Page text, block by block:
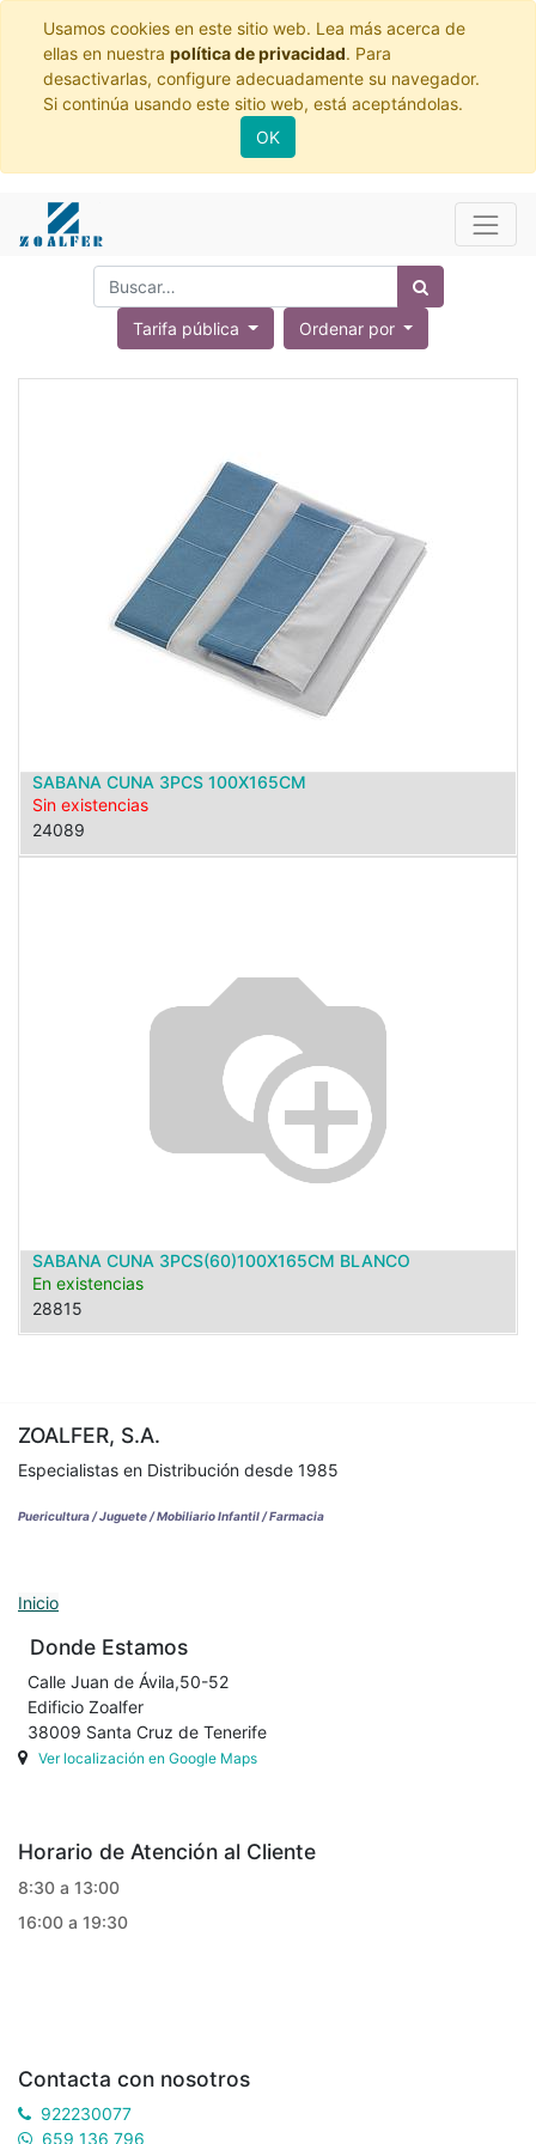
Usamos cookies en este sitio web. Lea más acerca de
ellas en nuestra política de privacidad. Para
desactivarlas, configure adecuadamente su navegador.
Si continúa usando este sitio web, está aceptándolas.
OK
Tarifa pública Ordenar por
SABANA CUNA 3PCS 100X165CM
Sin existencias
24089
SABANA CUNA 3PCS(60)100X165CM BLANCO
En existencias
28815
ZOALFER, S.A.
Especialistas en Distribución desde 1985
Puericultura / Juguete / Mobiliario Infantil / Farmacia
Inicio
Donde Estamos
Calle Juan de Ávila,50-52
Edificio Zoalfer
38009 Santa Cruz de Tenerife
Ver localización en Google Maps
Horario de Atención al Cliente
8:30 a 13:00
16:00 a 19:30
Contacta con nosotros
922230077
659 136 796